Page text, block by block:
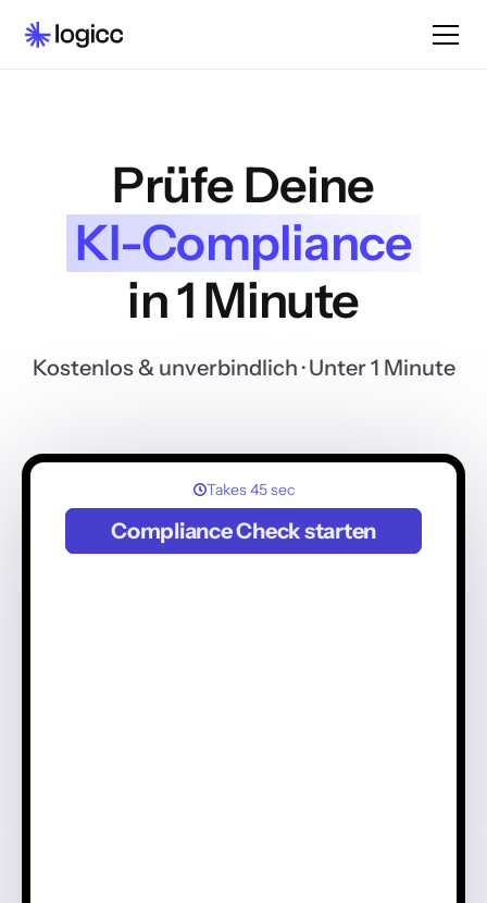
Prüfe Deine
KI-Compliance
in 1 Minute
Kostenlos & unverbindlich · Unter 1 Minute